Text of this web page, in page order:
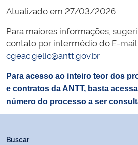
Atualizado em 27/03/2026
Para maiores informações,
contato por intermédio do E-mail:
cgeac.gelic@antt.gov.br
Para acesso ao inteiro teor dos
e contratos da ANTT, basta
número do processo a ser
Buscar